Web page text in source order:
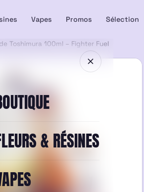
Vapes Promos Sélection
& RÉSINES
Toshimura 100ml – Fighter Fuel